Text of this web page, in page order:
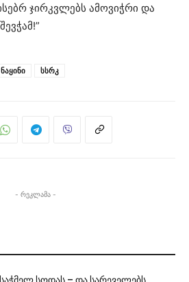
ჯირკვლებს ამოვიჭრი და
ნაყინი სსრკ
- რეკლამა -